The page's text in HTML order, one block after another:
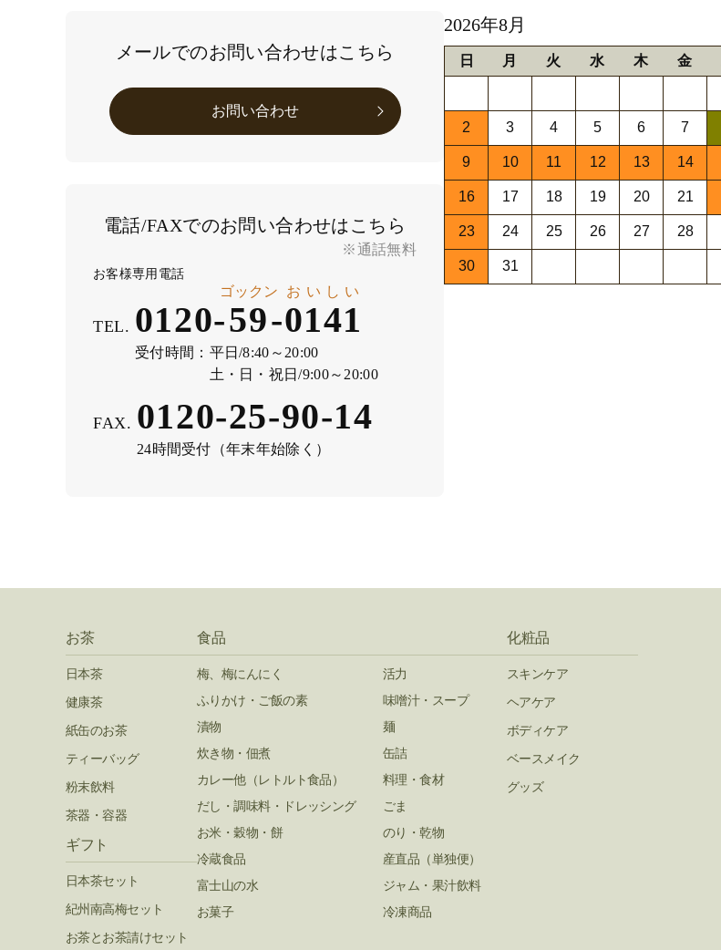
メールでのお問い合わせはこちら
お問い合わせ
電話/FAXでのお問い合わせはこちら
※通話無料
お客様専用電話
TEL. 0120-59
ゴックン
-0141
おいしい
受付時間： 平日/8:40～20:00
土・日・祝日/9:00～20:00
FAX. 0120-25-90-14
24時間受付（年末年始除く）
2026年8月
日 月 火 水 木 金
2 3 4 5 6 7
9 10 11 12 13 14
16 17 18 19 20 21
23 24 25 26 27 28
30 31
お茶
日本茶
健康茶
紙缶のお茶
ティーバッグ
粉末飲料
茶器・容器
ギフト
日本茶セット
紀州南高梅セット
お茶とお茶請けセット
食品
梅、梅にんにく
活力
ふりかけ・ご飯の素
味噌汁・スープ
漬物
麺
炊き物・佃煮
缶詰
カレー他（レトルト食品）
料理・食材
だし・調味料・ドレッシング
ごま
お米・穀物・餅
のり・乾物
冷蔵食品
産直品（単独便）
富士山の水
ジャム・果汁飲料
お菓子
冷凍商品
化粧品
スキンケア
ヘアケア
ボディケア
ベースメイク
グッズ